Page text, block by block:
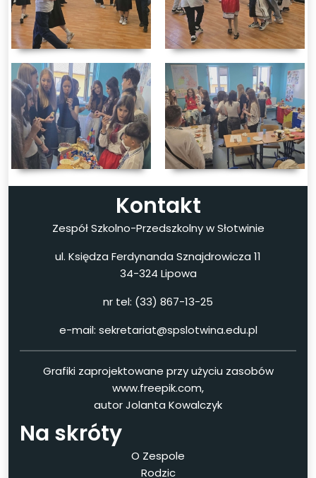
Kontakt
Zespół Szkolno-Przedszkolny w Słotwinie
ul. Księdza Ferdynanda Sznajdrowicza 11
34-324 Lipowa
nr tel: (33) 867-13-25
e-mail: sekretariat@spslotwina.edu.pl
Grafiki zaprojektowane przy użyciu zasobów
www.freepik.com,
autor Jolanta Kowalczyk
Na skróty
O Zespole
Rodzic